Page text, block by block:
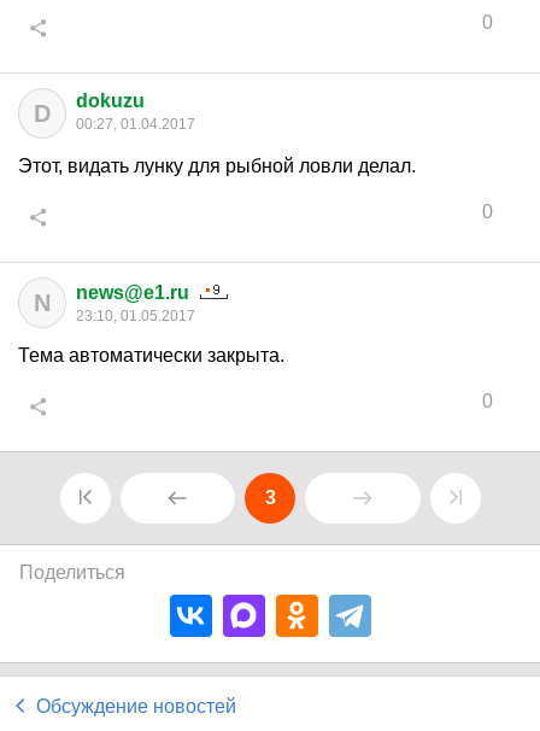
0
D dokuzu
00:27, 01.04.2017
Этот, видать лунку для рыбной ловли делал.
0
N news@e1.ru
23:10, 01.05.2017
Тема автоматически закрыта.
0
3
Поделиться
Обсуждение новостей